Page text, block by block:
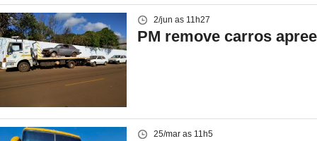
2/jun as 11h27
PM remove carros
25/mar as 11h5